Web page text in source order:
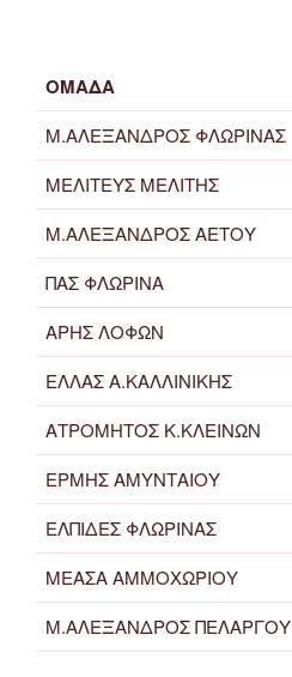
ΟΜΑΔΑ
Μ.ΑΛΕΞΑΝΔΡΟΣ ΦΛΩΡΙΝΑΣ
ΜΕΛΙΤΕΥΣ ΜΕΛΙΤΗΣ
Μ.ΑΛΕΞΑΝΔΡΟΣ ΑΕΤΟΥ
ΠΑΣ ΦΛΩΡΙΝΑ
ΑΡΗΣ ΛΟΦΩΝ
ΕΛΛΑΣ Α.ΚΑΛΛΙΝΙΚΗΣ
ΑΤΡΟΜΗΤΟΣ Κ.ΚΛΕΙΝΩΝ
ΕΡΜΗΣ ΑΜΥΝΤΑΙΟΥ
ΕΛΠΙΔΕΣ ΦΛΩΡΙΝΑΣ
ΜΕΑΣΑ ΑΜΜΟΧΩΡΙΟΥ
Μ.ΑΛΕΞΑΝΔΡΟΣ ΠΕΛΑΡΓΟΥ